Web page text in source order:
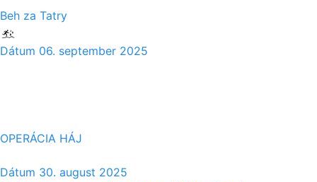
Beh za Tatry
Dátum 06. september 2025
OPERÁCIA HÁJ
Dátum 30. august 2025